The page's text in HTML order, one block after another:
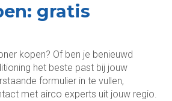
gratis
kopen? Of ben je benieuwd
het beste past bij jouw
formulier in te vullen,
met airco experts uit jouw regio.